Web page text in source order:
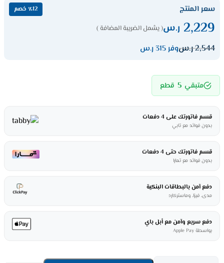
سعر المنتج ٪12 خصم
2,229 ر.س( يشمل الضريبة المضافة )
2,544ر.سوفر 315 ر.س
متبقي 5 قطع
قسم فاتورتك على 4 دفعات
بدون فوائد مع تابي
قسم فاتورتك حتى 4 دفعات
بدون فوائد مع تمارا
دفع آمن بالبطاقات البنكية
مدى، فيزا، وماستركارد
دفع سريع وآمن مع أبل باي
بواسطة Apple Pay